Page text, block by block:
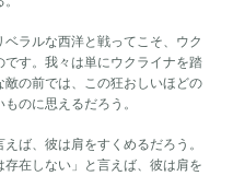
ラルな西洋と戦ってこそ、ウク
す。我々は単にウクライナを踏
の前では、この狂おしいほどの
のに思えるだろう。
ば、彼は肩をすくめるだろう。
在しない」と言えば、彼は肩を